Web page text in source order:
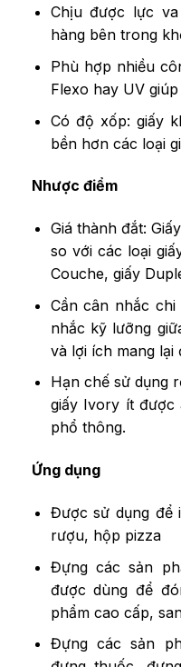
Chịu được lực
hàng bên trong
Phù hợp nhiều
Flexo hay UV
Có độ xốp: giấy
bền hơn các loại
Nhược điểm
Giá thành đắt:
so với các loại
Couche, giấy
Cần cân nhắc
nhắc kỹ lưỡng
và lợi ích mang lại
Hạn chế sử dụng
giấy Ivory ít được
phổ thông.
Ứng dụng
Được sử dụng để
rượu, hộp pizza
Đựng các sản
được dùng để
phẩm cao cấp,
Đựng các sản